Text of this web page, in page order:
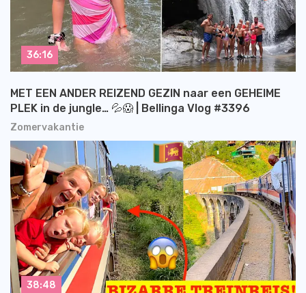
Zomervakantie
MET EEN ANDER REIZEND GEZIN naar een GEHEIME
PLEK in de jungle… 💦😱 | Bellinga Vlog #3396
36:16
38:48